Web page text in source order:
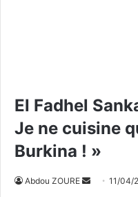
El Fadhel
Je ne cuisine
Burkina ! »
Abdou ZOURE 11/04/